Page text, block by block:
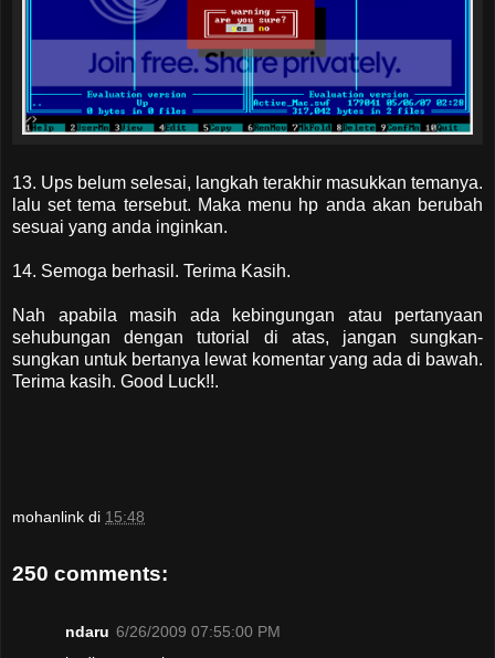
13. Ups belum selesai, langkah terakhir masukkan temanya.
lalu set tema tersebut. Maka menu hp anda akan berubah
sesuai yang anda inginkan.
14. Semoga berhasil. Terima Kasih.
Nah apabila masih ada kebingungan atau pertanyaan
sehubungan dengan tutorial di atas, jangan sungkan-
sungkan untuk bertanya lewat komentar yang ada di bawah.
Terima kasih. Good Luck!!.
mohanlink di 15:48
250 comments:
ndaru 6/26/2009 07:55:00 PM